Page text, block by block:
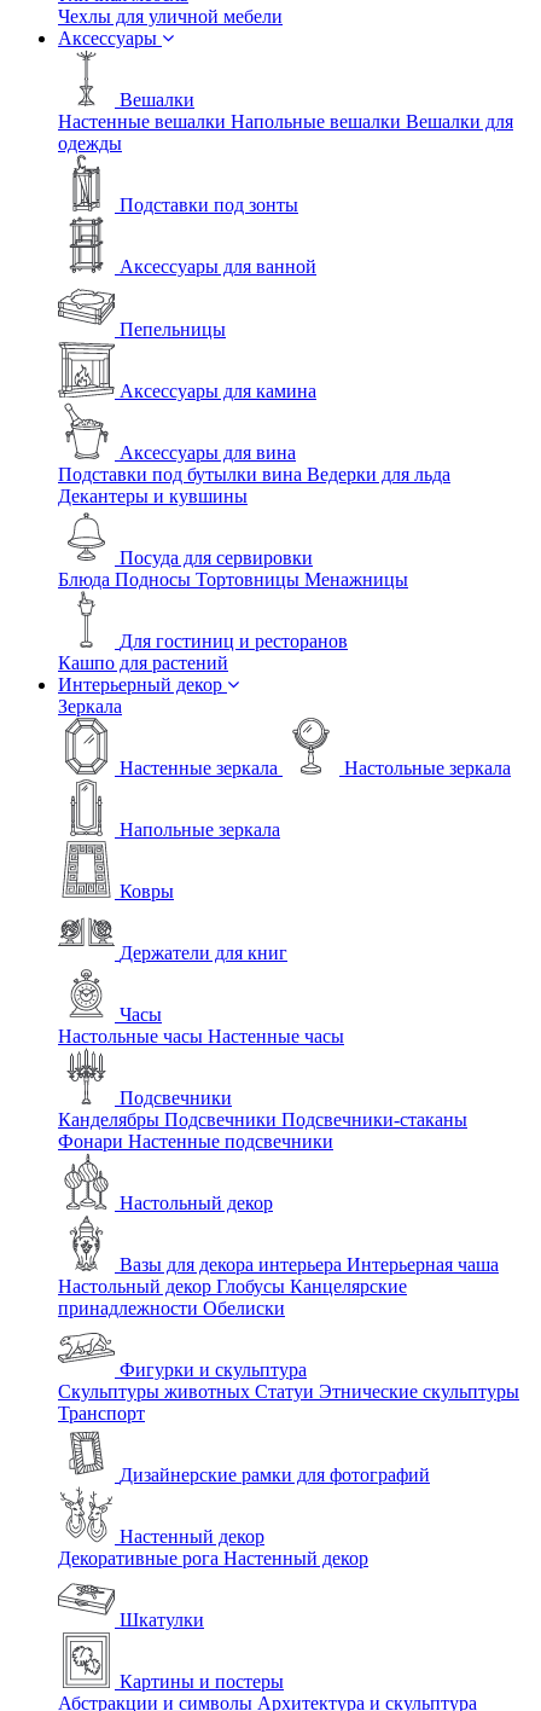
Чехлы для уличной мебели
Аксессуары
Вешалки
Настенные вешалки Напольные вешалки Вешалки для
одежды
Подставки под зонты
Аксессуары для ванной
Пепельницы
Аксессуары для камина
Аксессуары для вина
Подставки под бутылки вина Ведерки для льда
Декантеры и кувшины
Посуда для сервировки
Блюда Подносы Тортовницы Менажницы
Для гостиниц и ресторанов
Кашпо для растений
Интерьерный декор
Зеркала
Настенные зеркала Настольные зеркала
Напольные зеркала
Ковры
Держатели для книг
Часы
Настольные часы Настенные часы
Подсвечники
Канделябры Подсвечники Подсвечники-стаканы
Фонари Настенные подсвечники
Настольный декор
Вазы для декора интерьера Интерьерная чаша
Настольный декор Глобусы Канцелярские
принадлежности Обелиски
Фигурки и скульптура
Скульптуры животных Статуи Этнические скульптуры
Транспорт
Дизайнерские рамки для фотографий
Настенный декор
Декоративные рога Настенный декор
Шкатулки
Картины и постеры
Абстракции и символы Архитектура и скульптура